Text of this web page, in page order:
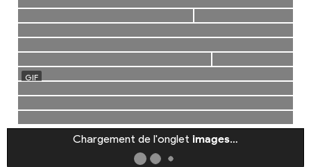
Chargement de l'onglet images…